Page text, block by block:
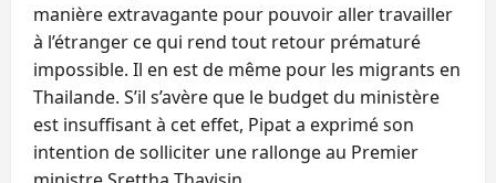
manière extravagante pour pouvoir aller travailler
à l’étranger ce qui rend tout retour prématuré
impossible. Il en est de même pour les migrants en
Thailande. S’il s’avère que le budget du ministère
est insuffisant à cet effet, Pipat a exprimé son
intention de solliciter une rallonge au Premier